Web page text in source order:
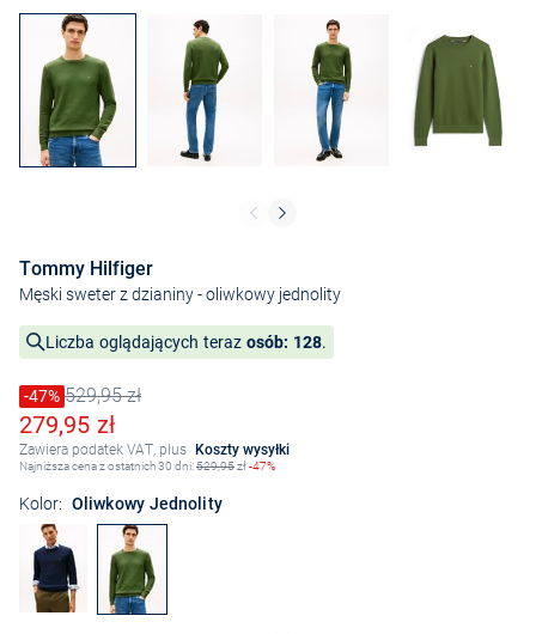
Tommy Hilfiger
Męski sweter z dzianiny- oliwkowy jednolity
Liczba oglądających teraz osób: 128.
Cena obniżona o
-47%
Stara cena529,95 zł
Obniżona cena
279,95 zł
Zawiera podatek VAT, plus Koszty wysyłki
Najniższa cena z ostatnich 30 dni:529,95zł-47%
Kolor: Oliwkowy Jednolity